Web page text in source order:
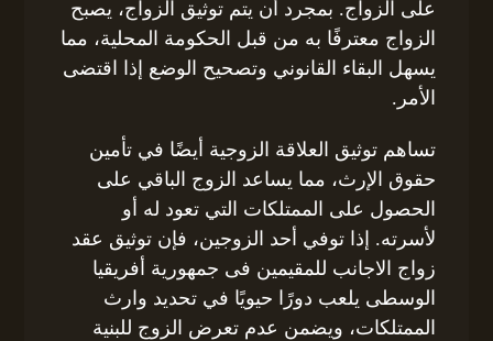
على الزواج. بمجرد أن يتم توثيق الزواج، يصبح
الزواج معترفًا به من قبل الحكومة المحلية، مما
يسهل البقاء القانوني وتصحيح الوضع إذا اقتضى
الأمر.
تساهم توثيق العلاقة الزوجية أيضًا في تأمين
حقوق الإرث، مما يساعد الزوج الباقي على
الحصول على الممتلكات التي تعود له أو
لأسرته. إذا توفي أحد الزوجين، فإن توثيق عقد
زواج الاجانب للمقيمين فى جمهورية أفريقيا
الوسطى يلعب دورًا حيويًا في تحديد وارث
الممتلكات، ويضمن عدم تعرض الزوج للبنية